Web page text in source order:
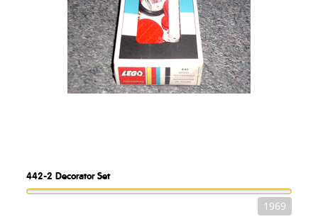
442-2 Decorator Set
1969